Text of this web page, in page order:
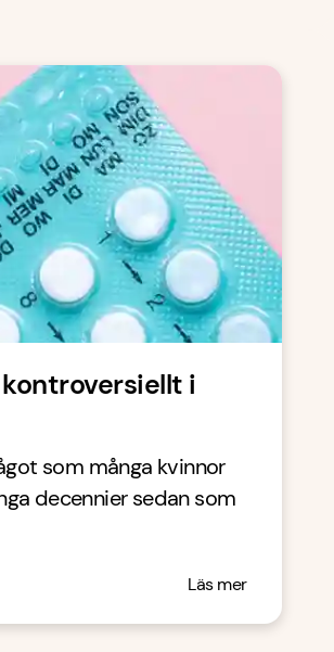
i
som många kvinnor
decennier sedan som
Läs mer